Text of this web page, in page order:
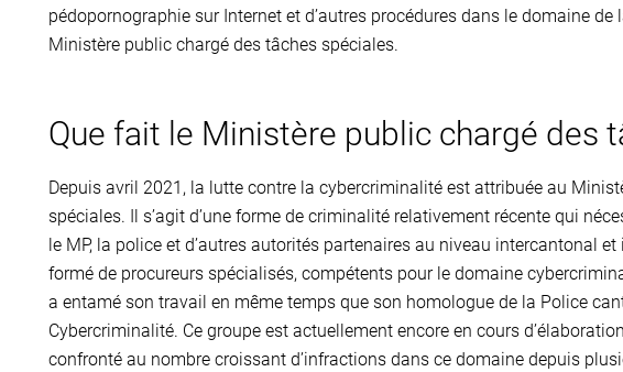
pédopornographie sur Internet et d’autres procédures dans le domaine
Ministère public chargé des tâches spéciales.
Que fait le Ministère public chargé des
Depuis avril 2021, la lutte contre la cybercriminalité est attribuée au
spéciales. Il s’agit d’une forme de criminalité relativement récente qui
le MP, la police et d’autres autorités partenaires au niveau intercantonal
formé de procureurs spécialisés, compétents pour le domaine
a entamé son travail en même temps que son homologue de la Police
Cybercriminalité. Ce groupe est actuellement encore en cours
confronté au nombre croissant d’infractions dans ce domaine depuis